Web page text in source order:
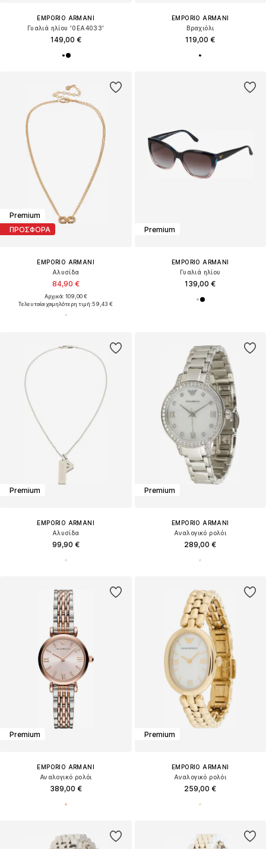
EMPORIO ARMANI
Γυαλιά ηλίου '0EA4033'
149,00 €
EMPORIO ARMANI
Βραχιόλι
119,00 €
Premium
ΠΡΟΣΦΟΡΑ
EMPORIO ARMANI
Αλυσίδα
84,90 €
Αρχικά: 109,00 €
Τελευταία χαμηλότερη τιμή:59,43 €
Premium
EMPORIO ARMANI
Γυαλιά ηλίου
139,00 €
Premium
EMPORIO ARMANI
Αλυσίδα
99,90 €
Premium
EMPORIO ARMANI
Αναλογικό ρολόι
289,00 €
Premium
EMPORIO ARMANI
Αναλογικό ρολόι
389,00 €
Premium
EMPORIO ARMANI
Αναλογικό ρολόι
259,00 €